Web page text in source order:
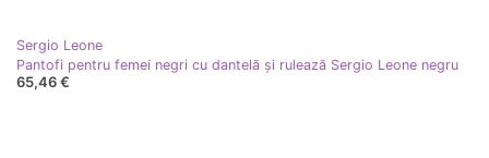
Sergio Leone
Pantofi pentru femei negri cu dantelă și rulează Sergio Leone negru
65,46 €